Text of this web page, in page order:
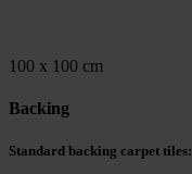
100 x 100 cm
Backing
Standard backing carpet tiles: